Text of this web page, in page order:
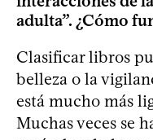
adulta”. ¿Cómo
Clasificar libros
belleza o la
está mucho más
Muchas veces se